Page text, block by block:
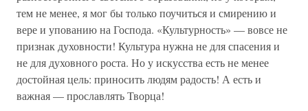
тем не менее, я мог бы только поучиться и смирению и
вере и упованию на Господа. «Культурность» — вовсе не
признак духовности! Культура нужна не для спасения и
не для духовного роста. Но у искусства есть не менее
достойная цель: приносить людям радость! А есть и
важная — прославлять Творца!